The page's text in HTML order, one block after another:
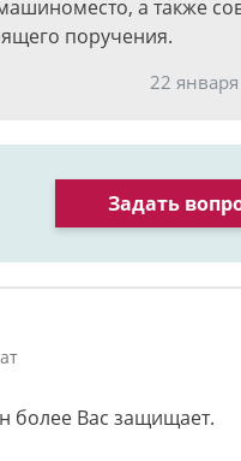
а также
поручения.
22
Задать
более Вас защищает.